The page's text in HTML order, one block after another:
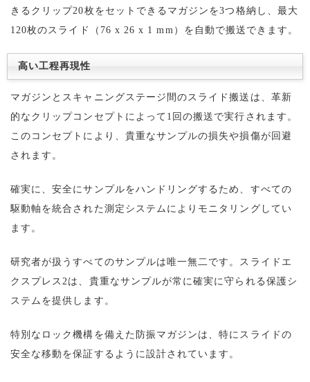
きるクリップ20枚をセットできるマガジンを3つ格納し、最大
120枚のスライド（76 x 26 x 1 mm）を自動で搬送できます。
高い工程再現性
マガジンとスキャニングステージ間のスライド搬送は、革新
的なクリップコンセプトによって1回の搬送で実行されます。
このコンセプトにより、貴重なサンプルの損失や損傷が回避
されます。
確実に、安全にサンプルをハンドリングするため、すべての
駆動軸を統合された測定システムによりモニタリングしてい
ます。
研究者が扱うすべてのサンプルは唯一無二です。スライドエ
クスプレス2は、貴重なサンプルが常に確実に守られる保護シ
ステムを提供します。
特別なロック機構を備えた防振マガジンは、特にスライドの
安全な移動を保証するように設計されています。